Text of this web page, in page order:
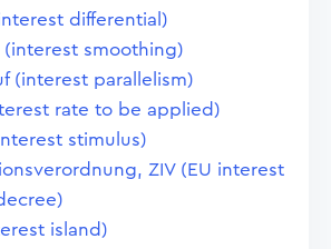
differential)
(interest smoothing)
(interest parallelism)
rate to be applied)
stimulus)
ZIV (EU interest
island)